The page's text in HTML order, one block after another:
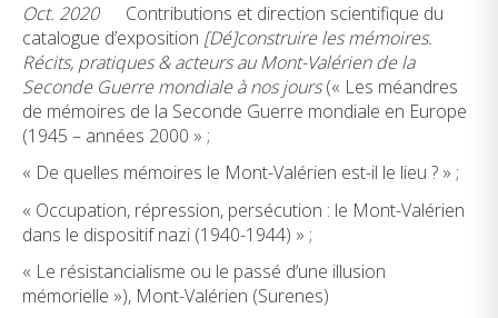
Oct. 2020Contributions et direction scientifique du
catalogue d’exposition [Dé]construire les mémoires.
Récits, pratiques & acteurs au Mont-Valérien de la
Seconde Guerre mondiale à nos jours(« Les méandres
de mémoires de la Seconde Guerre mondiale en Europe
(1945 – années 2000 » ;
« De quelles mémoires le Mont-Valérien est-il le lieu ? » ;
« Occupation, répression, persécution : le Mont-Valérien
dans le dispositif nazi (1940-1944) » ;
« Le résistancialisme ou le passé d’une illusion
mémorielle »), Mont-Valérien (Surenes)